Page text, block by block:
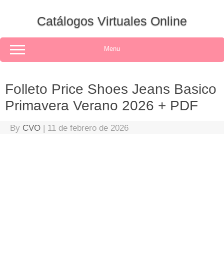
Catálogos Virtuales Online
Menu
Folleto Price Shoes Jeans Basico
Primavera Verano 2026 + PDF
By CVO | 11 de febrero de 2026